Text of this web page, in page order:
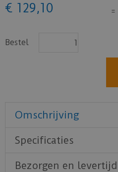
€ 129,10 =
Bestel
Omschrijving
Specificaties
Bezorgen en levertijd